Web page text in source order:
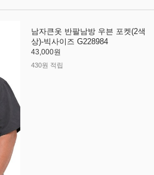
남자큰옷 반팔남방 우븐 포켓(2색
상)-빅사이즈 G228984
43,000원
430원 적립